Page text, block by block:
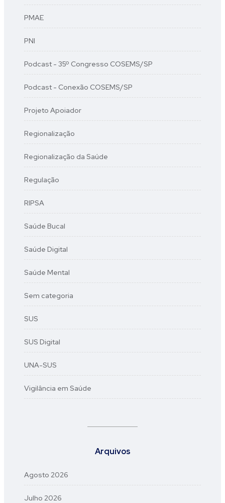
PMAE
PNI
Podcast - 35º Congresso COSEMS/SP
Podcast - Conexão COSEMS/SP
Projeto Apoiador
Regionalização
Regionalização da Saúde
Regulação
RIPSA
Saúde Bucal
Saúde Digital
Saúde Mental
Sem categoria
SUS
SUS Digital
UNA-SUS
Vigilância em Saúde
Arquivos
Agosto 2026
Julho 2026